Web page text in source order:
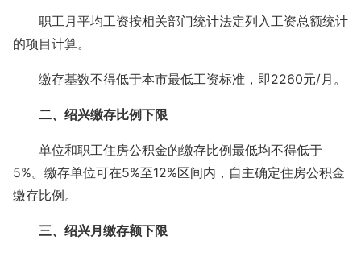
职工月平均工资按相关部门统计法定列入工资总额统计
的项目计算。
缴存基数不得低于本市最低工资标准，即2260元/月。
二、绍兴缴存比例下限
单位和职工住房公积金的缴存比例最低均不得低于
5%。缴存单位可在5%至12%区间内，自主确定住房公积金
缴存比例。
三、绍兴月缴存额下限